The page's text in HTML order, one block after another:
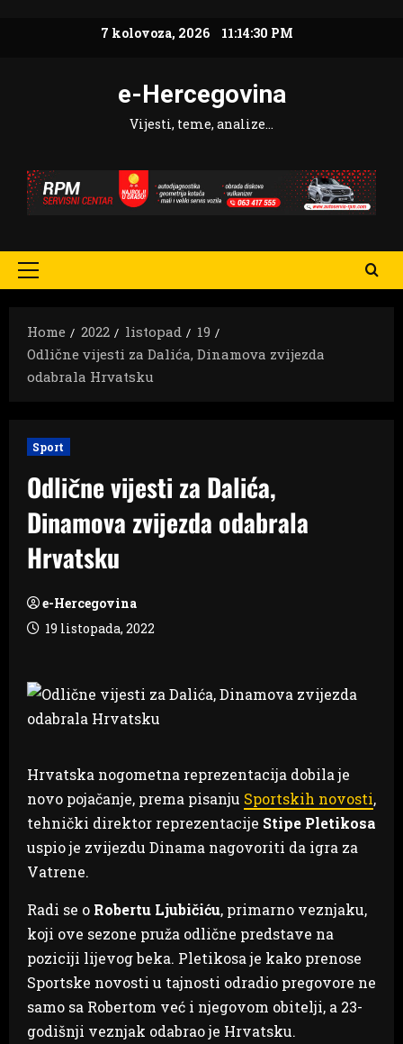
7 kolovoza, 2026 11:14:31 PM
e-Hercegovina
Vijesti, teme, analize…
Primary
Home
2022 listopad
19
Odlične vijesti za Dalića, Dinamova zvijezda
odabrala Hrvatsku
Sport
Odlične vijesti za Dalića,
Dinamova zvijezda odabrala
Hrvatsku
e-Hercegovina
19 listopada, 2022
Hrvatska nogometna reprezentacija dobila je
novo pojačanje, prema pisanju Sportskih novosti,
tehnički direktor reprezentacije Stipe Pletikosa
uspio je zvijezdu Dinama nagovoriti da igra za
Vatrene.
Radi se o Robertu Ljubičiću, primarno veznjaku,
koji ove sezone pruža odlične predstave na
poziciji lijevog beka. Pletikosa je kako prenose
Sportske novosti u tajnosti odradio pregovore ne
samo sa Robertom već i njegovom obitelji, a 23-
godišnji veznjak odabrao je Hrvatsku.